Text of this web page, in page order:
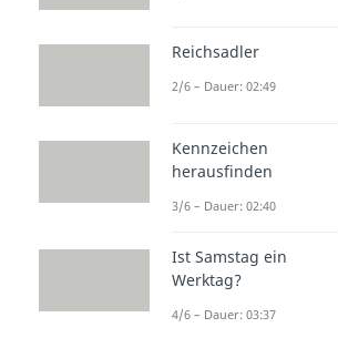
Welche Bedeutung hat
offerendumund was
verbindlichen
und in unserem
alles, was du wissen
Reichsadler
2/6 – Dauer: 02:49
Kennzeichen
herausfinden
3/6 – Dauer: 02:40
Ist Samstag ein
Werktag?
4/6 – Dauer: 03:37